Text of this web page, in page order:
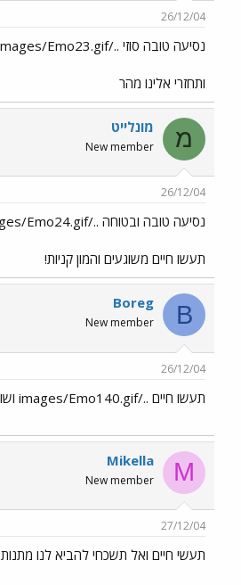
26/12/04
נסיעה טובה סוזי ../images/Emo23.gif
ותחזרי אלינו מהר
מ מונלייט
New member
26/12/04
נסיעה טובה ובטוחה ../images/Emo24.gif
תעשו חיים משוגעים והמון קניות!
B
Boreg
New member
26/12/04
תעשו חיים ../images/Emo140.gif ושופינג ../images/Emo8.gif
M
Mikella
New member
27/12/04
תעשי חיים ואל תשכחי להביא לנו מתנות